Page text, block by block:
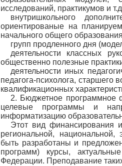
исследований, практикумов и
внутришкольного
ориентированые на
начального общего
групп продленного дня
деятельности классных
общественно полезные
деятельности иных
педагога-психолога, старшего
квалификационных
2. Бюджетное программное
целевые программы и
информатизацию
Этот вид финансирования
региональной, национальной,
быть разработаны и
программ) курсы,
Федерации. Преподавание